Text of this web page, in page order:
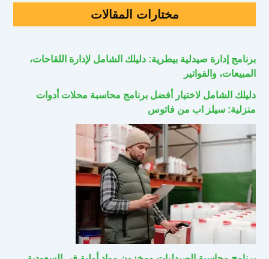
مختارات المقالات
برنامج إدارة صيدلية بيطرية: دليلك الشامل لإدارة اللقاحات،
المبيعات، والفواتير
دليلك الشامل لاختيار أفضل برنامج محاسبة محلات أدوات
منزلية: سيلز اب من فاتوس